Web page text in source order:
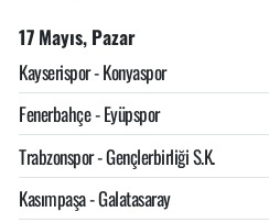
17 Mayıs, Pazar
Kayserispor - Konyaspor
Fenerbahçe - Eyüpspor
Trabzonspor - Gençlerbirliği S.K.
Kasımpaşa - Galatasaray